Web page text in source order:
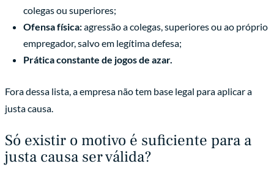
colegas ou superiores;
Ofensa física:agressão a colegas, superiores ou ao próprio
empregador, salvo em legítima defesa;
Prática constante de jogos de azar.
Fora dessa lista, a empresa não tem base legal para aplicar a
justa causa.
Só existir o motivo é suficiente para a
justa causa ser válida?